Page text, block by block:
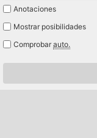
Anotaciones
Mostrar posibilidades
Comprobar auto.